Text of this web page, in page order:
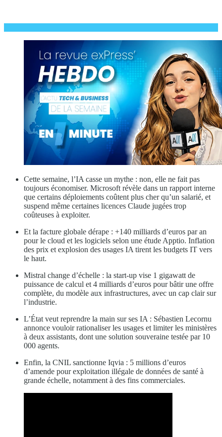
Cette semaine, l’IA casse un mythe : non, elle ne fait pas
toujours économiser. Microsoft révèle dans un rapport interne
que certains déploiements coûtent plus cher qu’un salarié, et
suspend même certaines licences Claude jugées trop
coûteuses à exploiter.
Et la facture globale dérape : +140 milliards d’euros par an
pour le cloud et les logiciels selon une étude Apptio. Inflation
des prix et explosion des usages IA tirent les budgets IT vers
le haut.
Mistral change d’échelle : la start-up vise 1 gigawatt de
puissance de calcul et 4 milliards d’euros pour bâtir une offre
complète, du modèle aux infrastructures, avec un cap clair sur
l’industrie.
L’État veut reprendre la main sur ses IA : Sébastien Lecornu
annonce vouloir rationaliser les usages et limiter les ministères
à deux assistants, dont une solution souveraine testée par 10
000 agents.
Enfin, la CNIL sanctionne Iqvia : 5 millions d’euros
d’amende pour exploitation illégale de données de santé à
grande échelle, notamment à des fins commerciales.